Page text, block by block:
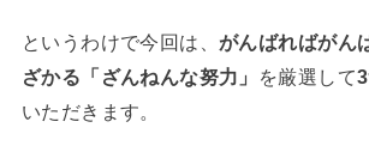
というわけで今回は、がんばればがん
ざかる「ざんねんな努力」
を厳選して
いただきます。